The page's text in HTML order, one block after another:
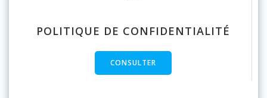
POLITIQUE DE CONFIDENTIALITÉ
CONSULTER